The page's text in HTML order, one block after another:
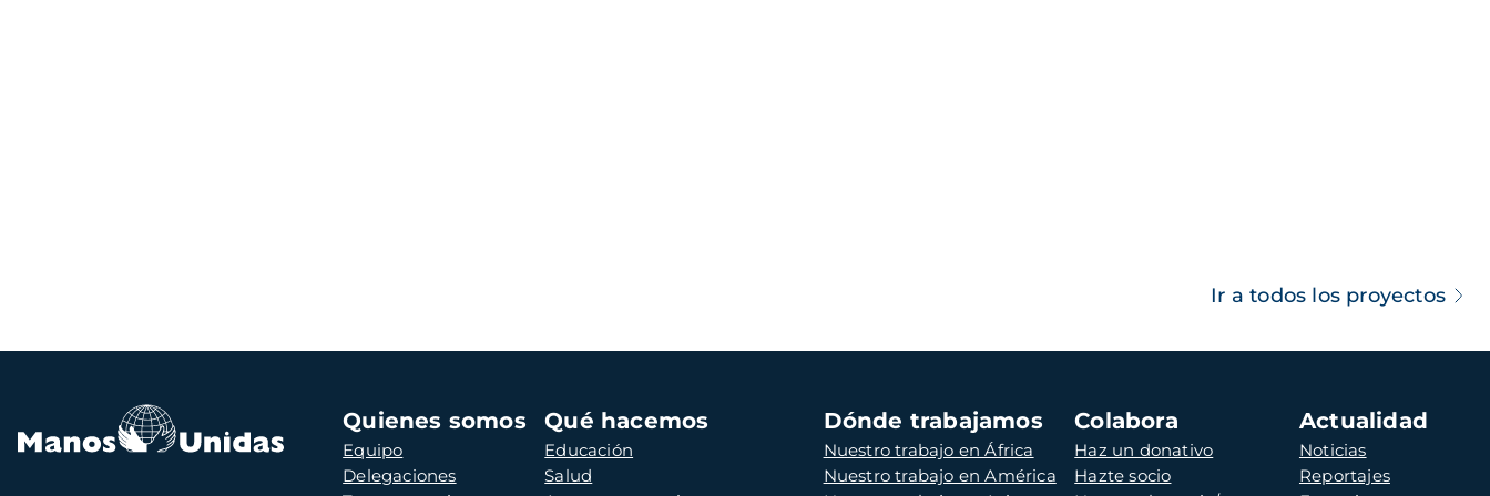
Ir a todos los proyectos
Navegación
principal
Quienes somos
Equipo
Delegaciones
Qué hacemos
Educación
Salud
Dónde trabajamos
Nuestro trabajo en África
Nuestro trabajo en América
Colabora
Haz un donativo
Hazte socio
Actualidad
Noticias
Reportajes